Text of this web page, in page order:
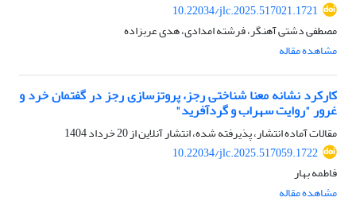
10.22034/jlc.2025.517021.1721
مصطفی دشتی آهنگر، فرشته امدادی، هدی عربزاده
مشاهده مقاله
کارکرد نشانه معنا شناختی رجز، پروتزسازی رجز در گفتمان خرد و
غرور "روایت سهراب و گردآفرید"
مقالات آماده انتشار، پذیرفته شده، انتشار آنلاین از20 خرداد 1404
10.22034/jlc.2025.517059.1722
فاطمه بهار
مشاهده مقاله